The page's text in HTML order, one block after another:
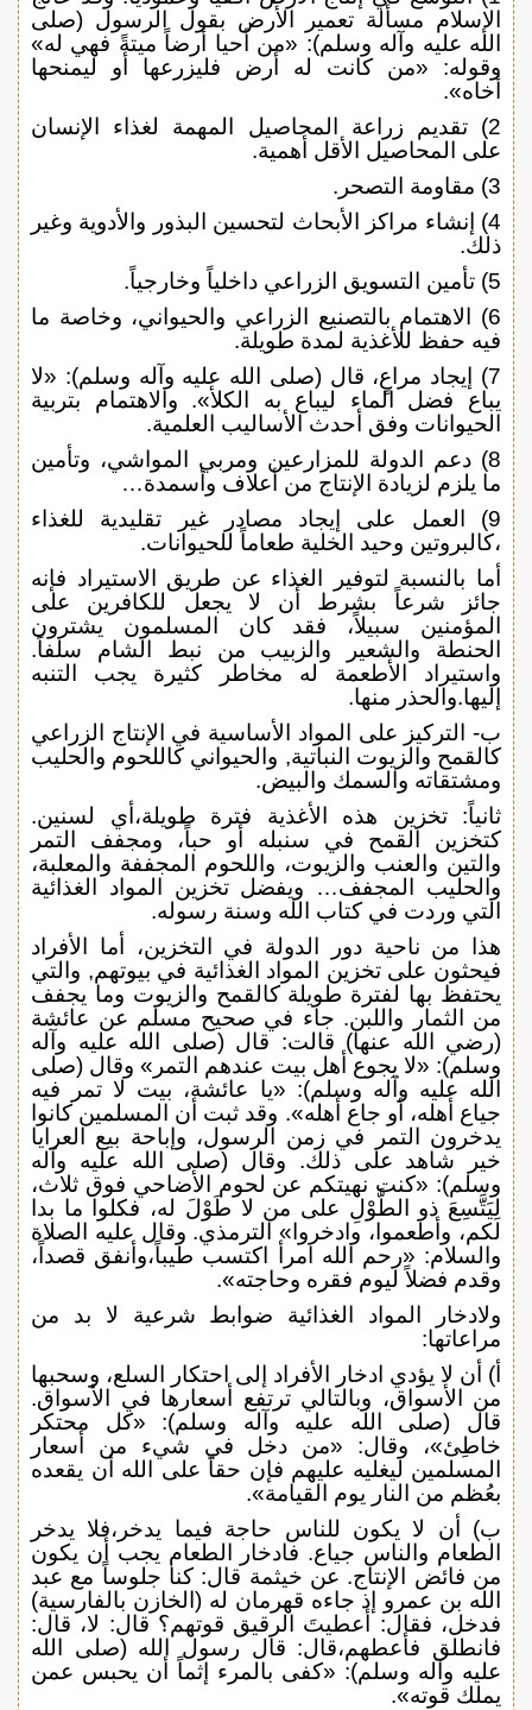
الإسلام مسألة تعمير الأرض بقول الرسول (صلى
الله عليه وآله وسلم): «من أحيا أرضاً ميتةً فهي له»
وقوله: «من كانت له أرض فليزرعها أو ليمنحها
أخاه».
2) تقديم زراعة المحاصيل المهمة لغذاء الإنسان
على المحاصيل الأقل أهمية.
3) مقاومة التصحر.
4) إنشاء مراكز الأبحاث لتحسين البذور والأدوية وغير
ذلك.
5) تأمين التسويق الزراعي داخلياً وخارجياً.
6) الاهتمام بالتصنيع الزراعي والحيواني، وخاصة ما
فيه حفظ للأغذية لمدة طويلة.
7) إيجاد مراعٍ، قال (صلى الله عليه وآله وسلم): «لا
يباع فضل الماء ليباع به الكلأ». والاهتمام بتربية
الحيوانات وفق أحدث الأساليب العلمية.
8) دعم الدولة للمزارعين ومربي المواشي، وتأمين
ما يلزم لزيادة الإنتاج من أعلاف وأسمدة…
9) العمل على إيجاد مصادر غير تقليدية للغذاء
،كالبروتين وحيد الخلية طعاماً للحيوانات.
أما بالنسبة لتوفير الغذاء عن طريق الاستيراد فإنه
جائز شرعاً بشرط أن لا يجعل للكافرين على
المؤمنين سبيلاً، فقد كان المسلمون يشترون
الحنطة والشعير والزبيب من نبط الشام سلفاً.
واستيراد الأطعمة له مخاطر كثيرة يجب التنبه
إليها.والحذر منها.
ب- التركيز على المواد الأساسية في الإنتاج الزراعي
كالقمح والزيوت النباتية, والحيواني كاللحوم والحليب
ومشتقاته والسمك والبيض.
ثانياً: تخزين هذه الأغذية فترة طويلة،أي لسنين.
كتخزين القمح في سنبله أو حباً، ومجفف التمر
والتين والعنب والزيوت، واللحوم المجففة والمعلبة،
والحليب المجفف… ويفضل تخزين المواد الغذائية
التي وردت في كتاب الله وسنة رسوله.
هذا من ناحية دور الدولة في التخزين، أما الأفراد
فيحثون على تخزين المواد الغذائية في بيوتهم, والتي
يحتفظ بها لفترة طويلة كالقمح والزيوت وما يجفف
من الثمار واللبن. جاء في صحيح مسلم عن عائشة
(رضي الله عنها) قالت: قال (صلى الله عليه وآله
وسلم): «لا يجوع أهل بيت عندهم التمر» وقال (صلى
الله عليه وآله وسلم): «يا عائشة، بيت لا تمر فيه
جياع أهله، أو جاع أهله». وقد ثبت أن المسلمين كانوا
يدخرون التمر في زمن الرسول، وإباحة بيع العرايا
خير شاهد على ذلك. وقال (صلى الله عليه وآله
وسلم): «كنت نهيتكم عن لحوم الأضاحي فوق ثلاث،
لِيَتَّسِعَ ذو الطَّوْلِ على من لا طَوْلَ له، فكلوا ما بدا
لكم، وأطعموا، وادخروا» الترمذي. وقال عليه الصلاة
والسلام: «رحم الله امرأ اكتسب طيباً،وأنفق قصداً،
وقدم فضلاً ليوم فقره وحاجته».
ولادخار المواد الغذائية ضوابط شرعية لا بد من
مراعاتها:
أ) أن لا يؤدي ادخار الأفراد إلى احتكار السلع، وسحبها
من الأسواق، وبالتالي ترتفع أسعارها في الأسواق.
قال (صلى الله عليه وآله وسلم): «كل محتكر
خاطِئ»، وقال: «من دخل في شيء من أسعار
المسلمين ليغليه عليهم فإن حقاً على الله أن يقعده
بعُظم من النار يوم القيامة».
ب) أن لا يكون للناس حاجة فيما يدخر،فلا يدخر
الطعام والناس جياع. فادخار الطعام يجب أن يكون
من فائض الإنتاج. عن خيثمة قال: كنا جلوساً مع عبد
الله بن عمرو إذ جاءه قهرمان له (الخازن بالفارسية)
فدخل، فقال: أعطيتَ الرقيق قوتهم؟ قال: لا، قال:
فانطلق فأعطهم،قال: قال رسول الله (صلى الله
عليه وآله وسلم): «كفى بالمرء إثماً أن يحبس عمن
يملك قوته».